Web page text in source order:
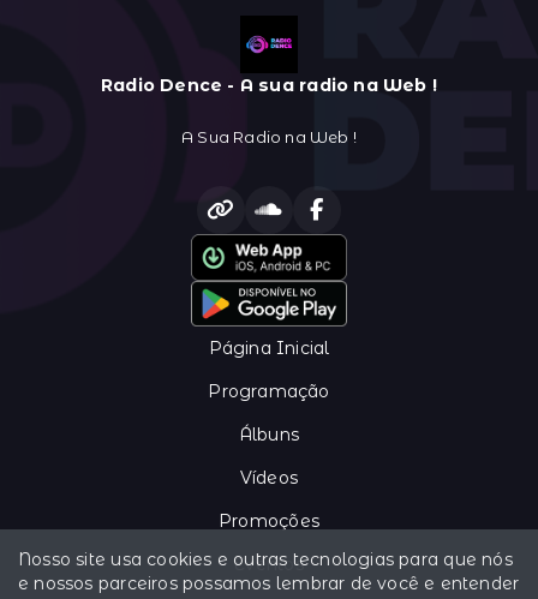
Radio Dence - A sua radio na Web !
A Sua Radio na Web !
Página Inicial
Programação
Álbuns
Vídeos
Promoções
Eventos
Nosso site usa cookies e outras tecnologias para que nós
e nossos parceiros possamos lembrar de você e entender